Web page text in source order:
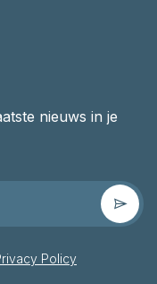
nieuws in je
Policy